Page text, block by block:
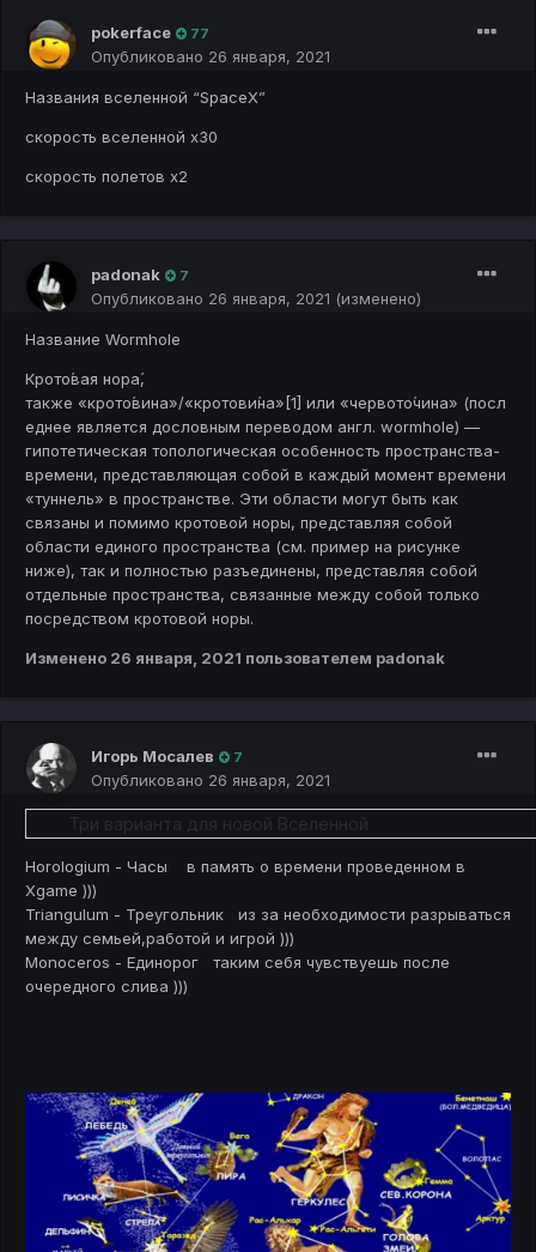
pokerface 77
Опубликовано 26 января, 2021
Названия вселенной “SpaceX”
скорость вселенной х30
скорость полетов х2
padonak 7
Опубликовано 26 января, 2021 (изменено)
Название Wormhole
Крото́вая нора́,
также «крото́вина»/«кротови́на»[1] или «червото́чина» (посл
еднее является дословным переводом англ. wormhole) —
гипотетическая топологическая особенность пространства-
времени, представляющая собой в каждый момент времени
«туннель» в пространстве. Эти области могут быть как
связаны и помимо кротовой норы, представляя собой
области единого пространства (см. пример на рисунке
ниже), так и полностью разъединены, представляя собой
отдельные пространства, связанные между собой только
посредством кротовой норы.
Изменено 26 января, 2021 пользователем padonak
Игорь Мосалев 7
Опубликовано 26 января, 2021
Три варианта для новой Вселенной
Horologium - Часы в память о времени проведенном в
Xgame )))
Triangulum - Треугольник из за необходимости разрываться
между семьей,работой и игрой )))
Monoceros - Единорог таким себя чувствуешь после
очередного слива )))